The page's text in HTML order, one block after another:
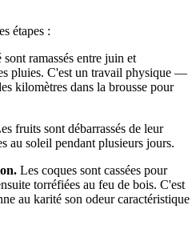
étapes :
ramassés entre juin et
pluies. C'est un travail physique —
kilomètres dans la brousse pour
fruits sont débarrassés de leur
au soleil pendant plusieurs jours.
Les coques sont cassées pour
torréfiées au feu de bois. C'est
au karité son odeur caractéristique